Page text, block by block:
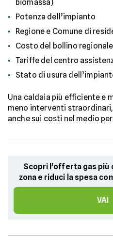
biomassa)
Potenza dell’impianto
Regione e Comune di
Costo del bollino regionale
Tariffe del centro
Stato di usura
Una caldaia più efficiente e
meno interventi
anche sui costi nel medio
Scopri l’offerta gas più
zona e riduci la spesa
VAI